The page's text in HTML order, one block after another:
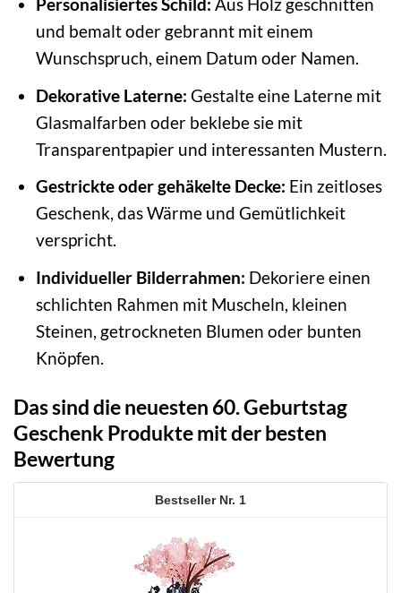
Personalisiertes Schild: Aus Holz geschnitten
und bemalt oder gebrannt mit einem
Wunschspruch, einem Datum oder Namen.
Dekorative Laterne: Gestalte eine Laterne mit
Glasmalfarben oder beklebe sie mit
Transparentpapier und interessanten Mustern.
Gestrickte oder gehäkelte Decke: Ein zeitloses
Geschenk, das Wärme und Gemütlichkeit
verspricht.
Individueller Bilderrahmen: Dekoriere einen
schlichten Rahmen mit Muscheln, kleinen
Steinen, getrockneten Blumen oder bunten
Knöpfen.
Das sind die neuesten 60. Geburtstag
Geschenk Produkte mit der besten
Bewertung
1